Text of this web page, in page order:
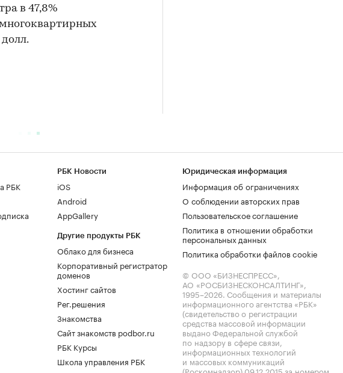
в 47,8%
РБК
РБК Новости
iOS
Android
AppGallery
Другие продукты РБК
Облако для бизнеса
Корпоративный регистратор
доменов
Хостинг сайтов
Рег.решения
Знакомства
Сайт знакомств podbor.ru
РБК Курсы
Школа управления РБК
Юридическая информация
Информация об ограничениях
О соблюдении авторских прав
Пользовательское соглашение
Политика в отношении обработки
персональных данных
Политика обработки файлов cookie
© ООО «БИЗНЕСПРЕСС»,
АО «РОСБИЗНЕСКОНСАЛТИНГ»,
1995–2026. Сообщения и материалы
информационного агентства «РБК»
(свидетельство о регистрации
средства массовой информации
выдано Федеральной службой
по надзору в сфере связи,
информационных технологий
и массовых коммуникаций
(Роскомнадзор) 09.12.2015 за номером